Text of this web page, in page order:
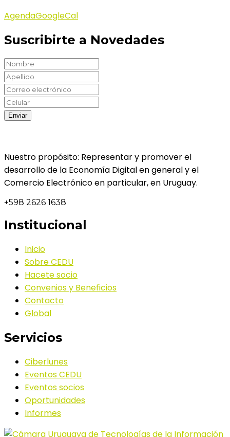
AgendaGoogleCal
Suscribirte a Novedades
Nuestro propósito: Representar y promover el
desarrollo de la Economía Digital en general y el
Comercio Electrónico en particular, en Uruguay.
+598 2626 1638
Institucional
Inicio
Sobre CEDU
Hacete socio
Convenios y Beneficios
Contacto
Global
Servicios
Ciberlunes
Eventos CEDU
Eventos socios
Oportunidades
Informes